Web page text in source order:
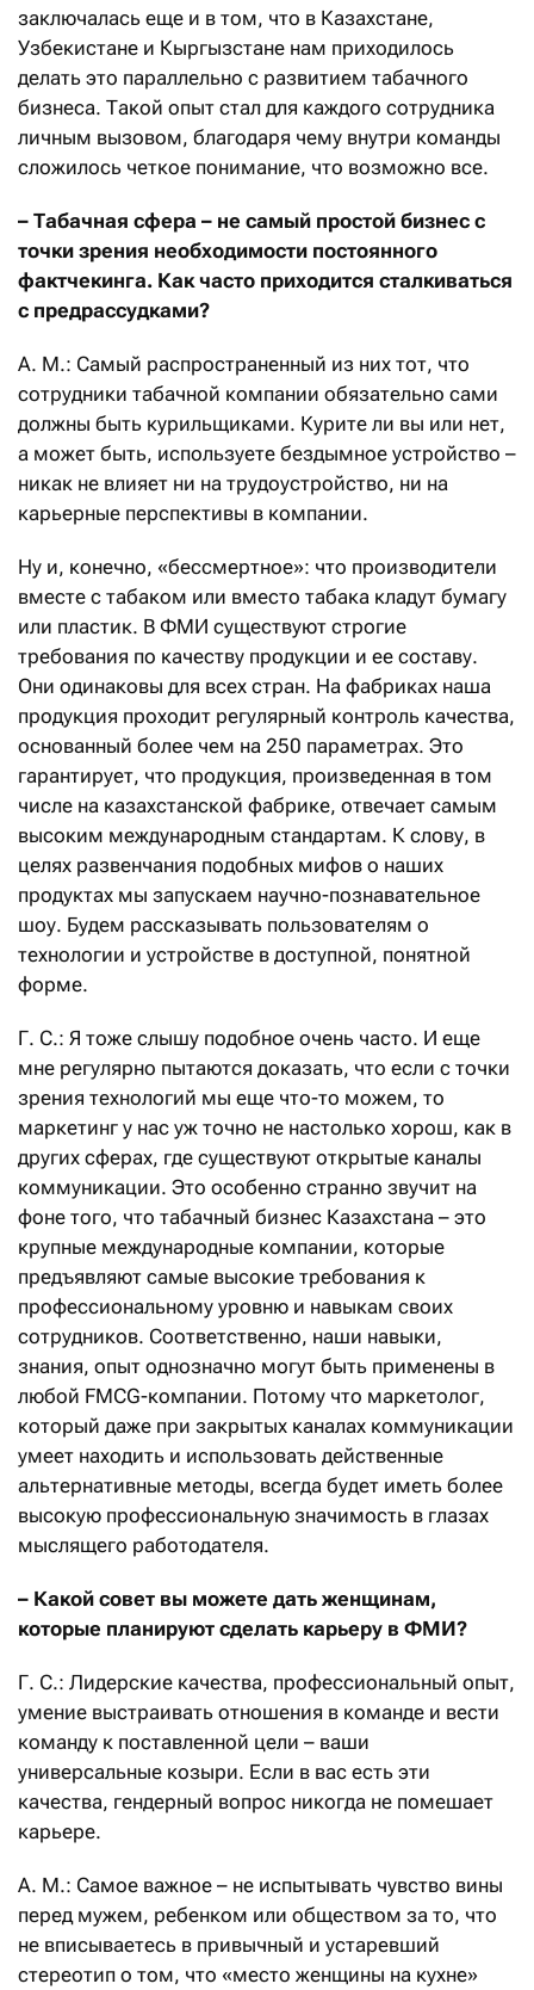
заключалась еще и в том, что в Казахстане,
Узбекистане и Кыргызстане нам приходилось
делать это параллельно с развитием табачного
бизнеса. Такой опыт стал для каждого сотрудника
личным вызовом, благодаря чему внутри команды
сложилось четкое понимание, что возможно все.
– Табачная сфера – не самый простой бизнес с
точки зрения необходимости постоянного
фактчекинга. Как часто приходится сталкиваться
с предрассудками?
А. М.: Самый распространенный из них тот, что
сотрудники табачной компании обязательно сами
должны быть курильщиками. Курите ли вы или нет,
а может быть, используете бездымное устройство –
никак не влияет ни на трудоустройство, ни на
карьерные перспективы в компании.
Ну и, конечно, «бессмертное»: что производители
вместе с табаком или вместо табака кладут бумагу
или пластик. В ФМИ существуют строгие
требования по качеству продукции и ее составу.
Они одинаковы для всех стран. На фабриках наша
продукция проходит регулярный контроль качества,
основанный более чем на 250 параметрах. Это
гарантирует, что продукция, произведенная в том
числе на казахстанской фабрике, отвечает самым
высоким международным стандартам. К слову, в
целях развенчания подобных мифов о наших
продуктах мы запускаем научно-познавательное
шоу. Будем рассказывать пользователям о
технологии и устройстве в доступной, понятной
форме.
Г. С.: Я тоже слышу подобное очень часто. И еще
мне регулярно пытаются доказать, что если с точки
зрения технологий мы еще что-то можем, то
маркетинг у нас уж точно не настолько хорош, как в
других сферах, где существуют открытые каналы
коммуникации. Это особенно странно звучит на
фоне того, что табачный бизнес Казахстана – это
крупные международные компании, которые
предъявляют самые высокие требования к
профессиональному уровню и навыкам своих
сотрудников. Соответственно, наши навыки,
знания, опыт однозначно могут быть применены в
любой FMCG-компании. Потому что маркетолог,
который даже при закрытых каналах коммуникации
умеет находить и использовать действенные
альтернативные методы, всегда будет иметь более
высокую профессиональную значимость в глазах
мыслящего работодателя.
– Какой совет вы можете дать женщинам,
которые планируют сделать карьеру в ФМИ?
Г. С.: Лидерские качества, профессиональный опыт,
умение выстраивать отношения в команде и вести
команду к поставленной цели – ваши
универсальные козыри. Если в вас есть эти
качества, гендерный вопрос никогда не помешает
карьере.
А. М.: Самое важное – не испытывать чувство вины
перед мужем, ребенком или обществом за то, что
не вписываетесь в привычный и устаревший
стереотип о том, что «место женщины на кухне»